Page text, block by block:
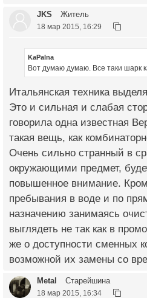
JKS Житель
18 мар 2015, 16:29
KaPalna
Вот думаю думаю. Все таки шарк
Итальянская техника
Это и сильная и слабая
говорила одна известная
такая вещь, как
Очень сильно странный в
окружающими предмет,
повышенное внимание.
пребывания в воде и по
назначению занимаясь
выглядеть не так как в
же о доступности сменных
возможной их замены со
Metal Старейшина
18 мар 2015, 16:34